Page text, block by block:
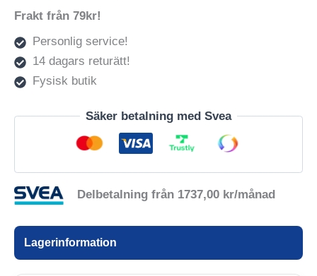
Frakt från 79kr!
Personlig service!
14 dagars returätt!
Fysisk butik
Säker betalning med Svea
Delbetalning från 1737,00 kr/månad
Lagerinformation